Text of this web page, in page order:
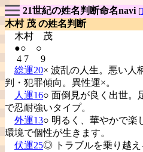
21世紀の姓名判断命名navi [
木村 茂 の姓名判断
木村 茂
●○ ○
4 7 9
総運20× 波乱の人生。悪い人
判・犯罪傾向。異性運×。
人運16○ 面倒見が良く出世。
で忍耐強いタイプ。
外運13○ 明るく、華やかで楽
環境で個性が生きます。
伏運25◎ トラブルを乗り越え